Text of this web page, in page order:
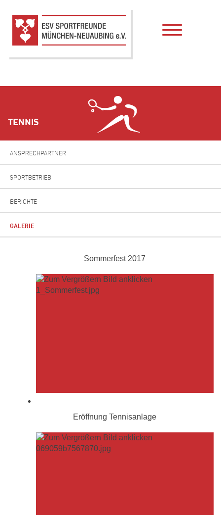
TENNIS
ANSPRECHPARTNER
SPORTBETRIEB
BERICHTE
GALERIE
Sommerfest 2017
Eröffnung Tennisanlage